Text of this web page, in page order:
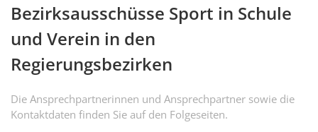
Bezirksausschüsse Sport in Schule
und Verein in den
Regierungsbezirken
Die Ansprechpartnerinnen und Ansprechpartner sowie die
Kontaktdaten finden Sie auf den Folgeseiten.